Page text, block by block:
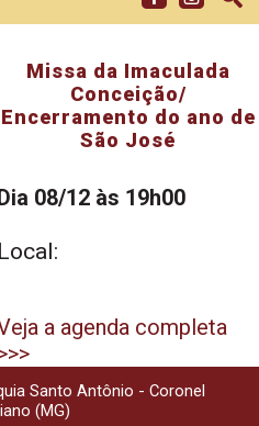
Missa da Imaculada
Conceição/
Encerramento do ano de
São José
08/12 às 19h00
Local:
a agenda completa
Santo Antônio - Coronel
(MG)